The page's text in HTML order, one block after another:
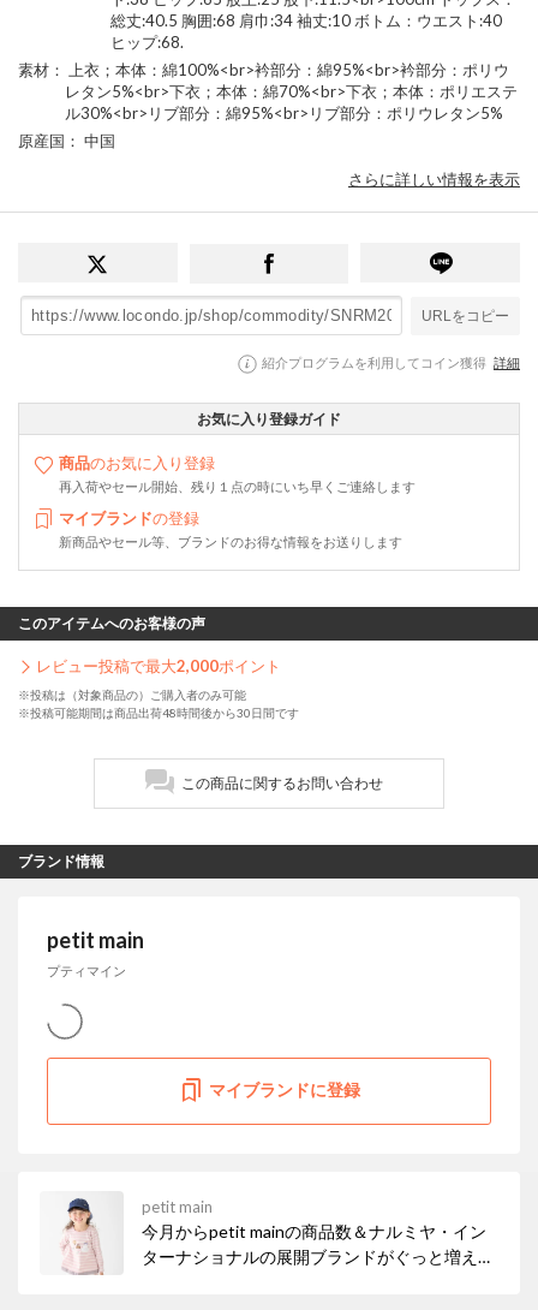
総丈:40.5 胸囲:68 肩巾:34 袖丈:10 ボトム：ウエスト:40
ヒップ:68.
素材 ： 上衣；本体：綿100%<br>衿部分：綿95%<br>衿部分：ポリウ
レタン5%<br>下衣；本体：綿70%<br>下衣；本体：ポリエステ
ル30%<br>リブ部分：綿95%<br>リブ部分：ポリウレタン5%
原産国 ： 中国
さらに詳しい情報を表示
URLをコピー
紹介プログラムを利用してコイン獲得 詳細
お気に入り登録ガイド
商品のお気に入り登録
再入荷やセール開始、残り１点の時にいち早くご連絡します
マイブランドの登録
新商品やセール等、ブランドのお得な情報をお送りします
このアイテムへのお客様の声
レビュー投稿で最大2,000ポイント
※投稿は（対象商品の）ご購入者のみ可能
※投稿可能期間は商品出荷48時間後から30日間です
この商品に関するお問い合わせ
ブランド情報
petit main
プティマイン
マイブランドに登録
petit main
今月からpetit mainの商品数＆ナルミヤ・イン
ターナショナルの展開ブランドがぐっと増えま